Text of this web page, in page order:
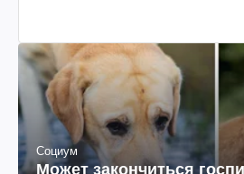
Социум
Может закончиться